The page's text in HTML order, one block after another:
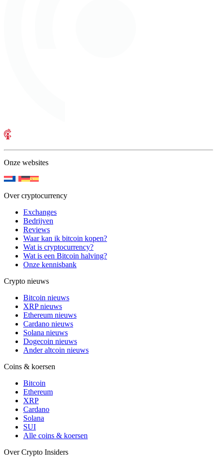
Onze websites
Over cryptocurrency
Exchanges
Bedrijven
Reviews
Waar kan ik bitcoin kopen?
Wat is cryptocurrency?
Wat is een Bitcoin halving?
Onze kennisbank
Crypto nieuws
Bitcoin nieuws
XRP nieuws
Ethereum nieuws
Cardano nieuws
Solana nieuws
Dogecoin nieuws
Ander altcoin nieuws
Coins & koersen
Bitcoin
Ethereum
XRP
Cardano
Solana
SUI
Alle coins & koersen
Over Crypto Insiders